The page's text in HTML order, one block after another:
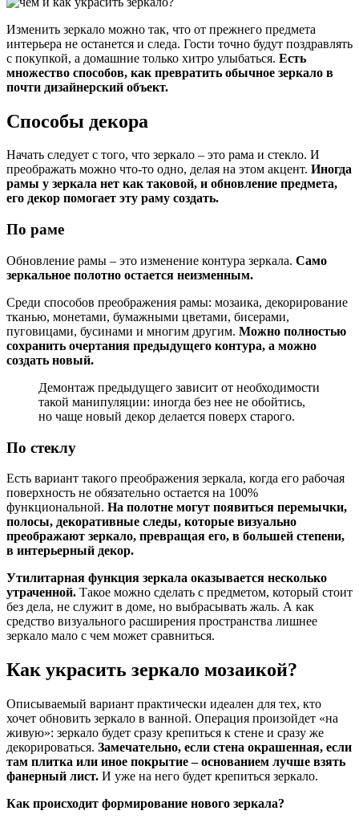
Изменить зеркало можно так, что от прежнего предмета
интерьера не останется и следа. Гости точно будут поздравлять
с покупкой, а домашние только хитро улыбаться. Есть
множество способов, как превратить обычное зеркало в
почти дизайнерский объект.
Способы декора
Начать следует с того, что зеркало – это рама и стекло. И
преображать можно что-то одно, делая на этом акцент. Иногда
рамы у зеркала нет как таковой, и обновление предмета,
его декор помогает эту раму создать.
По раме
Обновление рамы – это изменение контура зеркала. Само
зеркальное полотно остается неизменным.
Среди способов преображения рамы: мозаика, декорирование
тканью, монетами, бумажными цветами, бисерами,
пуговицами, бусинами и многим другим. Можно полностью
сохранить очертания предыдущего контура, а можно
создать новый.
Демонтаж предыдущего зависит от необходимости
такой манипуляции: иногда без нее не обойтись,
но чаще новый декор делается поверх старого.
По стеклу
Есть вариант такого преображения зеркала, когда его рабочая
поверхность не обязательно остается на 100%
функциональной. На полотне могут появиться перемычки,
полосы, декоративные следы, которые визуально
преображают зеркало, превращая его, в большей степени,
в интерьерный декор.
Утилитарная функция зеркала оказывается несколько
утраченной. Такое можно сделать с предметом, который стоит
без дела, не служит в доме, но выбрасывать жаль. А как
средство визуального расширения пространства лишнее
зеркало мало с чем может сравниться.
Как украсить зеркало мозаикой?
Описываемый вариант практически идеален для тех, кто
хочет обновить зеркало в ванной. Операция произойдет «на
живую»: зеркало будет сразу крепиться к стене и сразу же
декорироваться. Замечательно, если стена окрашенная, если
там плитка или иное покрытие – основанием лучше взять
фанерный лист. И уже на него будет крепиться зеркало.
Как происходит формирование нового зеркала?